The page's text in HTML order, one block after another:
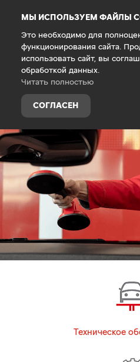
МЫ ИСПОЛЬЗУЕМ ФАЙЛЫ
Это необходимо для
функционирования сайта.
использовать сайт, вы
обработкой данных.
Читать полностью
СОГЛАСЕН
Главная Владельцам
Техническое